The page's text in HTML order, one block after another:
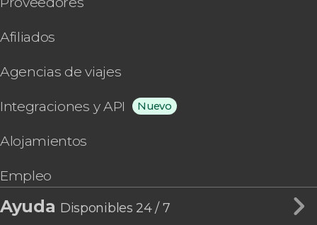
Afiliados
Agencias de viajes
Integraciones y API Nuevo
Alojamientos
Empleo
Ayuda Disponibles 24 / 7